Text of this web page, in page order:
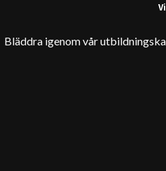
Bläddra igenom vår